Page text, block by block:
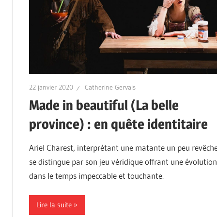
22 janvier 2020 Catherine Gervais
Made in beautiful (La belle
province) : en quête identitaire
Ariel Charest, interprétant une matante un peu
se distingue par son jeu véridique offrant une évolution
dans le temps impeccable et touchante.
Lire la suite